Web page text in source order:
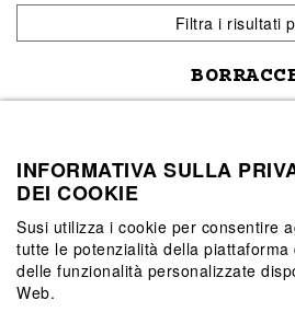
Filtra i risultati
INFORMATIVA SULLA
DEI COOKIE
Susi utilizza i cookie per consentire
tutte le potenzialità della
delle funzionalità personalizzate
Web.